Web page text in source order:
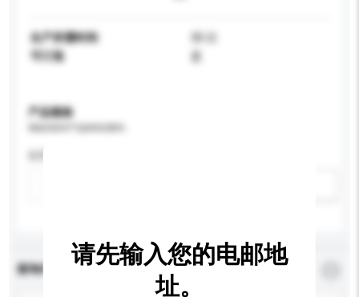
生产所需时间
30 日
可订造
是
产品规格
查询内容 * 必须填写
请先输入您的电邮地
址。